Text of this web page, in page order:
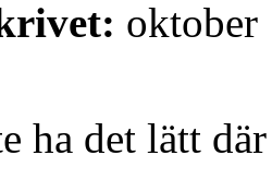
oktober
ha det lätt